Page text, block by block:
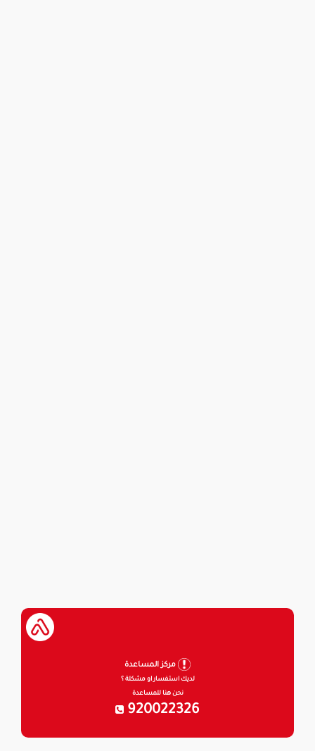
مركز المساعدة
لديك استفسار او مشكلة ؟
نحن هنا للمساعدة
920022326